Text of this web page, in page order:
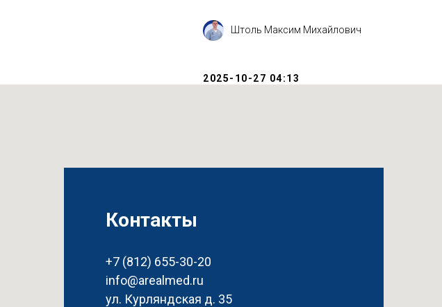
Штоль Максим Михайлович
2025-10-27 04:13
Контакты
+7 (812) 655-30-20
info@arealmed.ru
ул. Курляндская д. 35